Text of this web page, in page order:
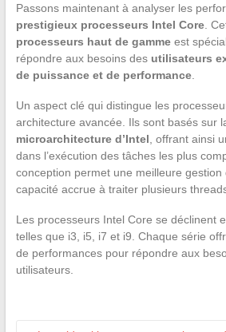
Passons maintenant à analyser les
prestigieux processeurs Intel Core.
processeurs haut de gammeest
répondre aux besoins des utilisateurs
de puissance et de performance.
Un aspect clé qui distingue les
architecture avancée. Ils sont basés sur
microarchitecture d’Intel, offrant ainsi
dans l’exécution des tâches les plus
conception permet une meilleure
capacité accrue à traiter plusieurs
Les processeurs Intel Core se déclinent
telles que i3, i5, i7 et i9. Chaque série
de performances pour répondre aux
utilisateurs.